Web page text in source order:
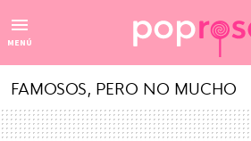
MENÚ
FAMOSOS, PERO NO MUCHO